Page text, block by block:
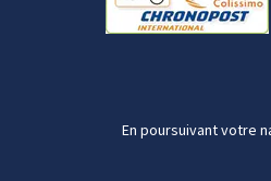
En poursuivant votre